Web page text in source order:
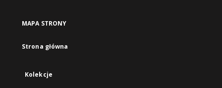
MAPA STRONY
Strona główna
Kolekcje